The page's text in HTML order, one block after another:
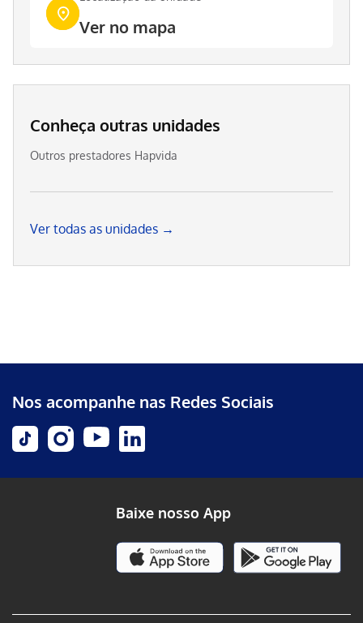
Ver no mapa
Conheça outras unidades
Outros prestadores Hapvida
Ver todas as unidades →
Nos acompanhe nas Redes Sociais
Baixe nosso App